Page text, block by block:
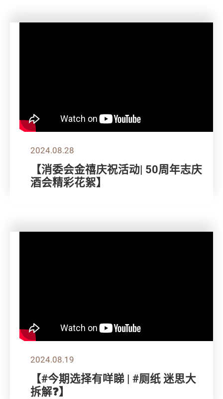
2024.08.28
【消委会金禧庆祝活动| 50周年志庆
酒会精彩花絮】
2024.08.19
【#今期选择有咩睇 | #厕纸 迷思大
拆解❓】